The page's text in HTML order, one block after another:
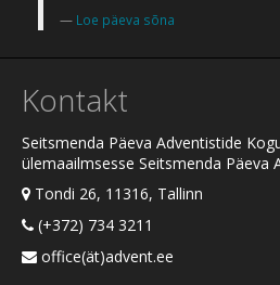
Loe päeva sõna
Kontakt
Seitsmenda Päeva Adventistide
ülemaailmsesse Seitsmenda Päeva
Tondi 26, 11316, Tallinn
(+372) 734 3211
office(ät)advent.ee